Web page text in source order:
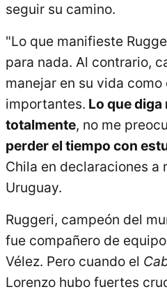
seguir su camino.
"Lo que manifieste
para nada. Al contrario,
manejar en su vida
importantes. Lo que diga
totalmente, no me
perder el tiempo con
Chila en declaraciones a
Uruguay.
Ruggeri, campeón del
fue compañero de
Vélez. Pero cuando el
Lorenzo hubo fuertes